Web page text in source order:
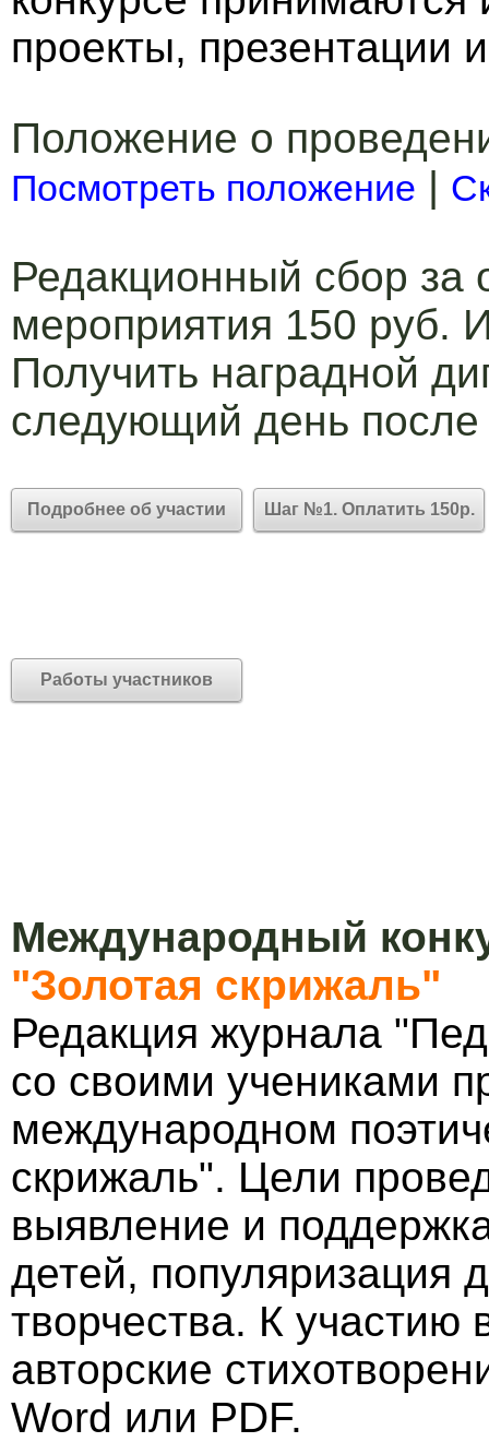
проекты, презентации
Положение о
Посмотреть положение |
Редакционный сбор за
мероприятия 150 руб.
Получить наградной
следующий день
Подробнее об участии Шаг №1. Оплатить 150р.
Работы участников
Международный
"Золотая скрижаль"
Редакция журнала
со своими учениками
международном
скрижаль". Цели
выявление и
детей, популяризация
творчества. К участию
авторские
Word или PDF.